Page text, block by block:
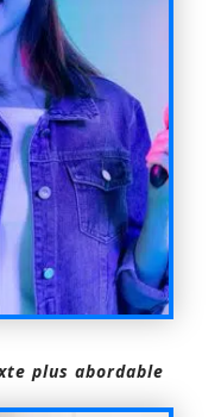
plus abordable